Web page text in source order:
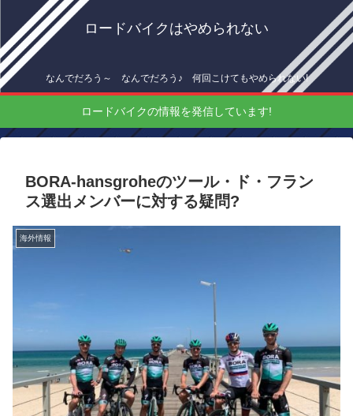
ロードバイクはやめられない
なんでだろう～ なんでだろう♪ 何回こけてもやめられない!
ロードバイクの情報を発信しています!
BORA-hansgroheのツール・ド・フラン
ス選出メンバーに対する疑問?
海外情報